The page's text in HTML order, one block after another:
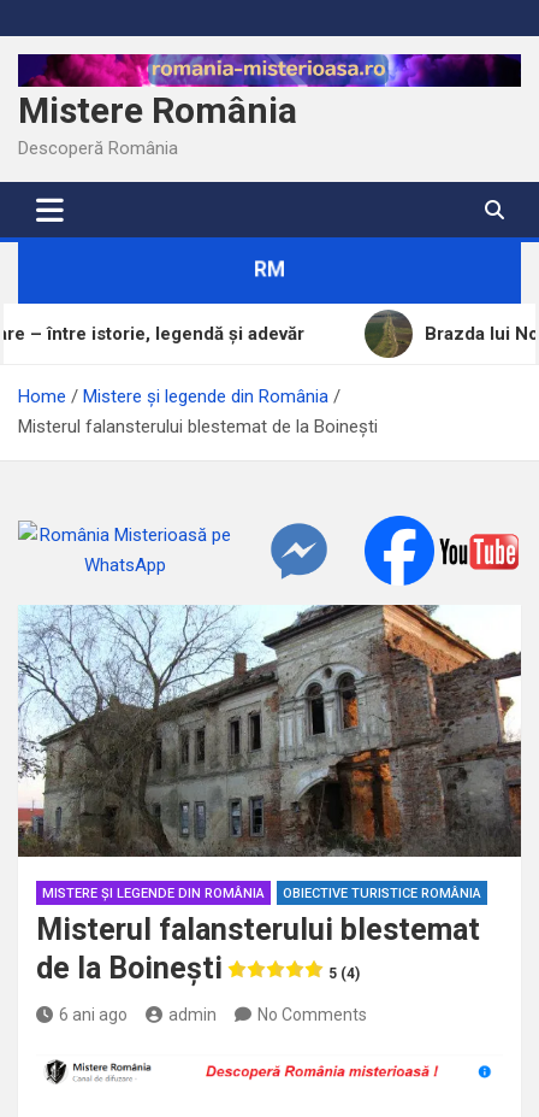
to
content
Mistere România
Descoperă România
RM
legendă și adevăr Brazda lui Novac, una
Home
Mistere și legende din România
Misterul falansterului blestemat de la Boinești
MISTERE ȘI LEGENDE DIN ROMÂNIA OBIECTIVE TURISTICE ROMÂNIA
Misterul falansterului blestemat
de la Boinești
5 (4)
6 ani ago admin No Comments